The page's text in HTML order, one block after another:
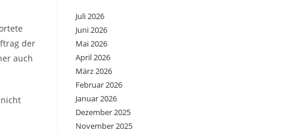
der
auch
Juli 2026
Juni 2026
Mai 2026
April 2026
März 2026
Februar 2026
Januar 2026
Dezember 2025
November 2025